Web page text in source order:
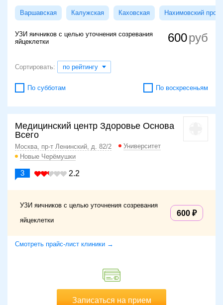
Варшавская Калужская Каховская Нахимовский
УЗИ яичников с целью уточнения созревания
яйцеклетки
600
Сортировать: по рейтингу
По субботам По воскресеньям
Медицинский центр Здоровье Основа
Всего
Москва, пр-т Ленинский, д. 82/2
Университет
Новые Черёмушки
3 2.2
УЗИ яичников с целью уточнения созревания
яйцеклетки
600
Смотреть прайс-лист клиники →
Записаться на прием